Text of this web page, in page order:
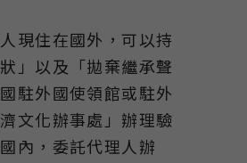
現住在國外，可以持
狀」以及「拋棄繼承聲
駐外國使領館或駐外
文化辦事處」辦理驗
內，委託代理人辦